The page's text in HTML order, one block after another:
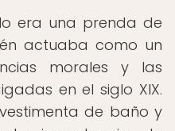
era una prenda de
actuaba como un
morales y las
en el siglo XIX.
de baño y